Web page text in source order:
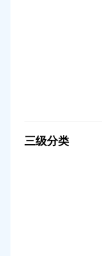
三级分类